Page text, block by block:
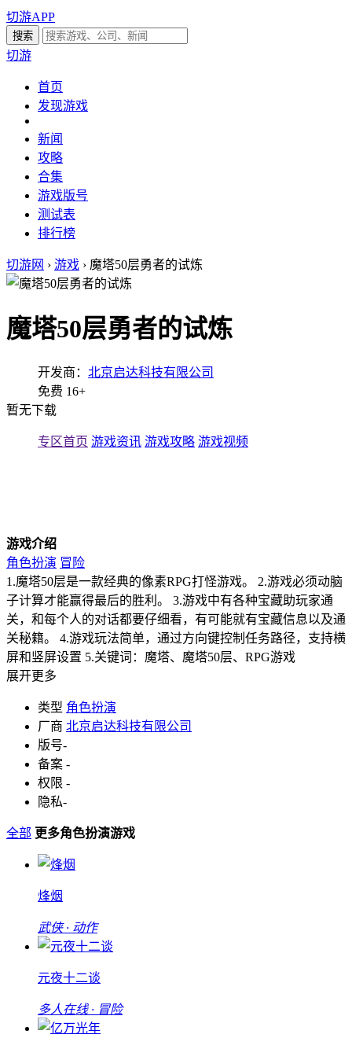
切游APP
切游
首页
发现游戏
新闻
攻略
合集
游戏版号
测试表
排行榜
切游网 › 游戏 › 魔塔50层勇者的试炼
魔塔50层勇者的试炼
开发商： 北京启达科技有限公司
免费 16+
暂无下载
专区首页 游戏资讯 游戏攻略 游戏视频
游戏介绍
角色扮演 冒险
1.魔塔50层是一款经典的像素RPG打怪游戏。 2.游戏必须动脑
子计算才能赢得最后的胜利。 3.游戏中有各种宝藏助玩家通
关，和每个人的对话都要仔细看，有可能就有宝藏信息以及通
关秘籍。 4.游戏玩法简单，通过方向键控制任务路径，支持横
屏和竖屏设置 5.关键词：魔塔、魔塔50层、RPG游戏
展开更多
类型 角色扮演
厂商 北京启达科技有限公司
版号-
备案 -
权限 -
隐私-
全部 更多角色扮演游戏
烽烟
武侠 · 动作
元夜十二谈
多人在线 · 冒险